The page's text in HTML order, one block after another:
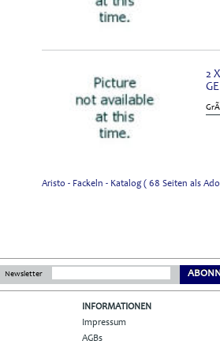
2
Aristo - Fackeln - Katalog ( 68 Seiten als
Newsletter
INFORMATIONEN
Impressum
AGBs